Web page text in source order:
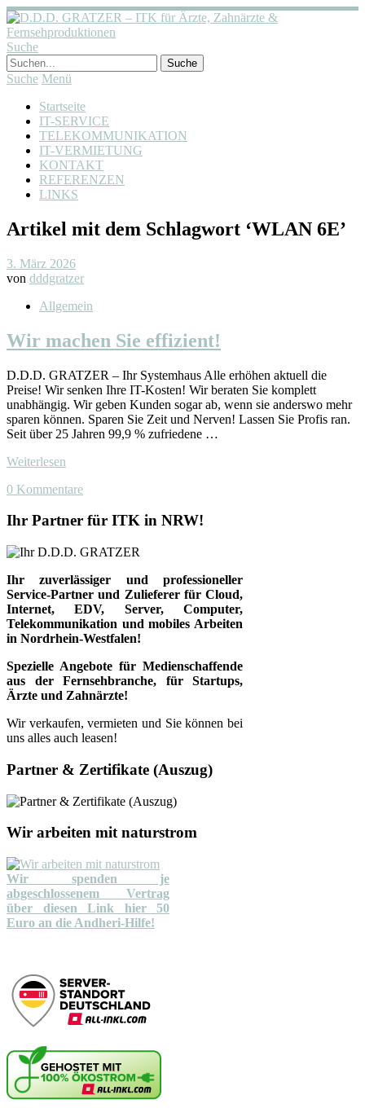
Suche
Suche Menü
Startseite
IT-SERVICE
TELEKOMMUNIKATION
IT-VERMIETUNG
KONTAKT
REFERENZEN
LINKS
Artikel mit dem Schlagwort ‘WLAN 6E’
3. März 2026
von dddgratzer
Allgemein
Wir machen Sie effizient!
D.D.D. GRATZER – Ihr Systemhaus Alle erhöhen aktuell die
Preise! Wir senken Ihre IT-Kosten! Wir beraten Sie komplett
unabhängig. Wir geben Kunden sogar ab, wenn sie anderswo mehr
sparen können. Sparen Sie Zeit und Nerven! Lassen Sie Profis ran.
Seit über 25 Jahren 99,9 % zufriedene …
Weiterlesen
0 Kommentare
Ihr Partner für ITK in NRW!
Ihr zuverlässiger und professioneller
Service-Partner und Zulieferer für Cloud,
Internet, EDV, Server, Computer,
Telekommunikation und mobiles Arbeiten
in Nordrhein-Westfalen!
Spezielle Angebote für Medienschaffende
aus der Fernsehbranche, für Startups,
Ärzte und Zahnärzte!
Wir verkaufen, vermieten und Sie können bei
uns alles auch leasen!
Partner & Zertifikate (Auszug)
Wir arbeiten mit naturstrom
Wir spenden je
abgeschlossenem Vertrag
über diesen Link hier 50
Euro an die Andheri-Hilfe!